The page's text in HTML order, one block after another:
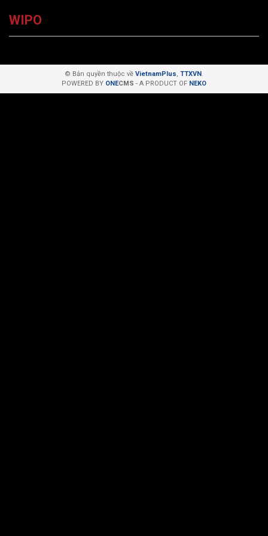
WIPO
© Bản quyền thuộc về VietnamPlus, TTXVN.
POWERED BY ONECMS - A PRODUCT OF NEKO